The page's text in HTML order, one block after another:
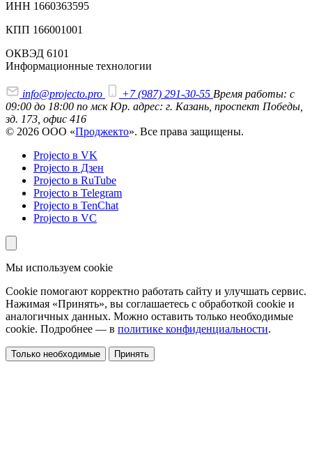
ИНН 1660363595
КПП 166001001
ОКВЭД 6101
Информационные технологии
info@projecto.pro +7 (987) 291-30-55 Время работы: с
09:00 до 18:00 по мск Юр. адрес: г. Казань, проспект Победы,
зд. 173, офис 416
© 2026 ООО «Проджекто». Все права защищены.
Projecto в VK
Projecto в Дзен
Projecto в RuTube
Projecto в Telegram
Projecto в TenChat
Projecto в VC
Мы используем cookie
Cookie помогают корректно работать сайту и улучшать сервис.
Нажимая «Принять», вы соглашаетесь с обработкой cookie и
аналогичных данных. Можно оставить только необходимые
cookie. Подробнее — в политике конфиденциальности.
Только необходимые Принять